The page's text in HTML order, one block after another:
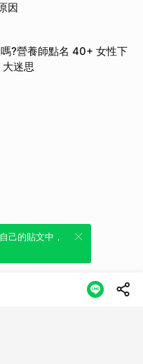
因
?營養師點名 40+ 女性下
迷思
發布貼
己的貼文中，